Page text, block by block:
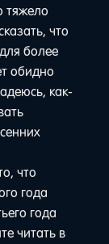
тяжело
что
более
обидно
как-
что
года
года
читать в